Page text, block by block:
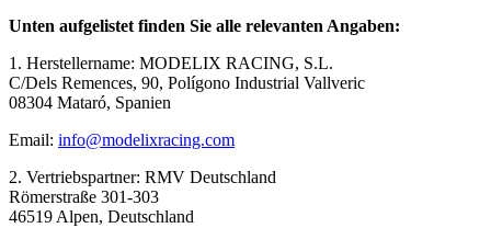
Unten aufgelistet finden Sie alle relevanten Angaben:
1. Herstellername: MODELIX RACING, S.L.
C/Dels Remences, 90, Polígono Industrial Vallveric
08304 Mataró, Spanien
Email: info@modelixracing.com
2. Vertriebspartner: RMV Deutschland
Römerstraße 301-303
46519 Alpen, Deutschland